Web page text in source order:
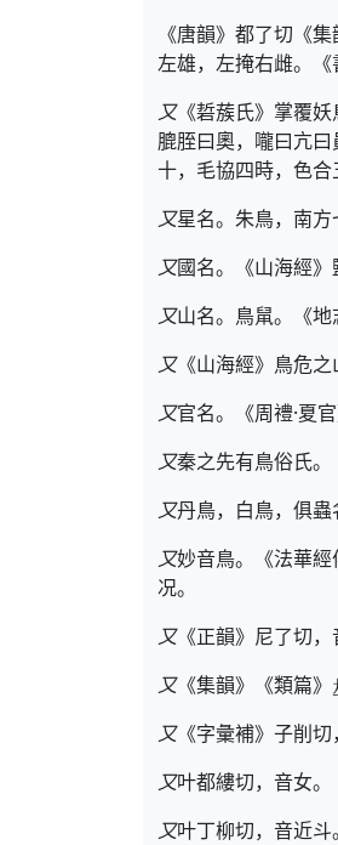
《唐韻》都了切《
左雄，左掩右雌。《
又《硩蔟氏》掌覆
膍胵曰奧，嚨曰亢
十，毛協四時，色合
又星名。朱鳥，南方
又國名。《山海經》
又山名。鳥䑕。《地
又《山海經》鳥危之
又官名。《周禮·夏
又秦之先有鳥俗氏。
又丹鳥，白鳥，俱蟲
又妙音鳥。《法華
况。
又《正韻》尼了切，
又《集韻》《類篇》
又《字彙補》子削切
又叶都縷切，音女。
又叶丁柳切，音近斗